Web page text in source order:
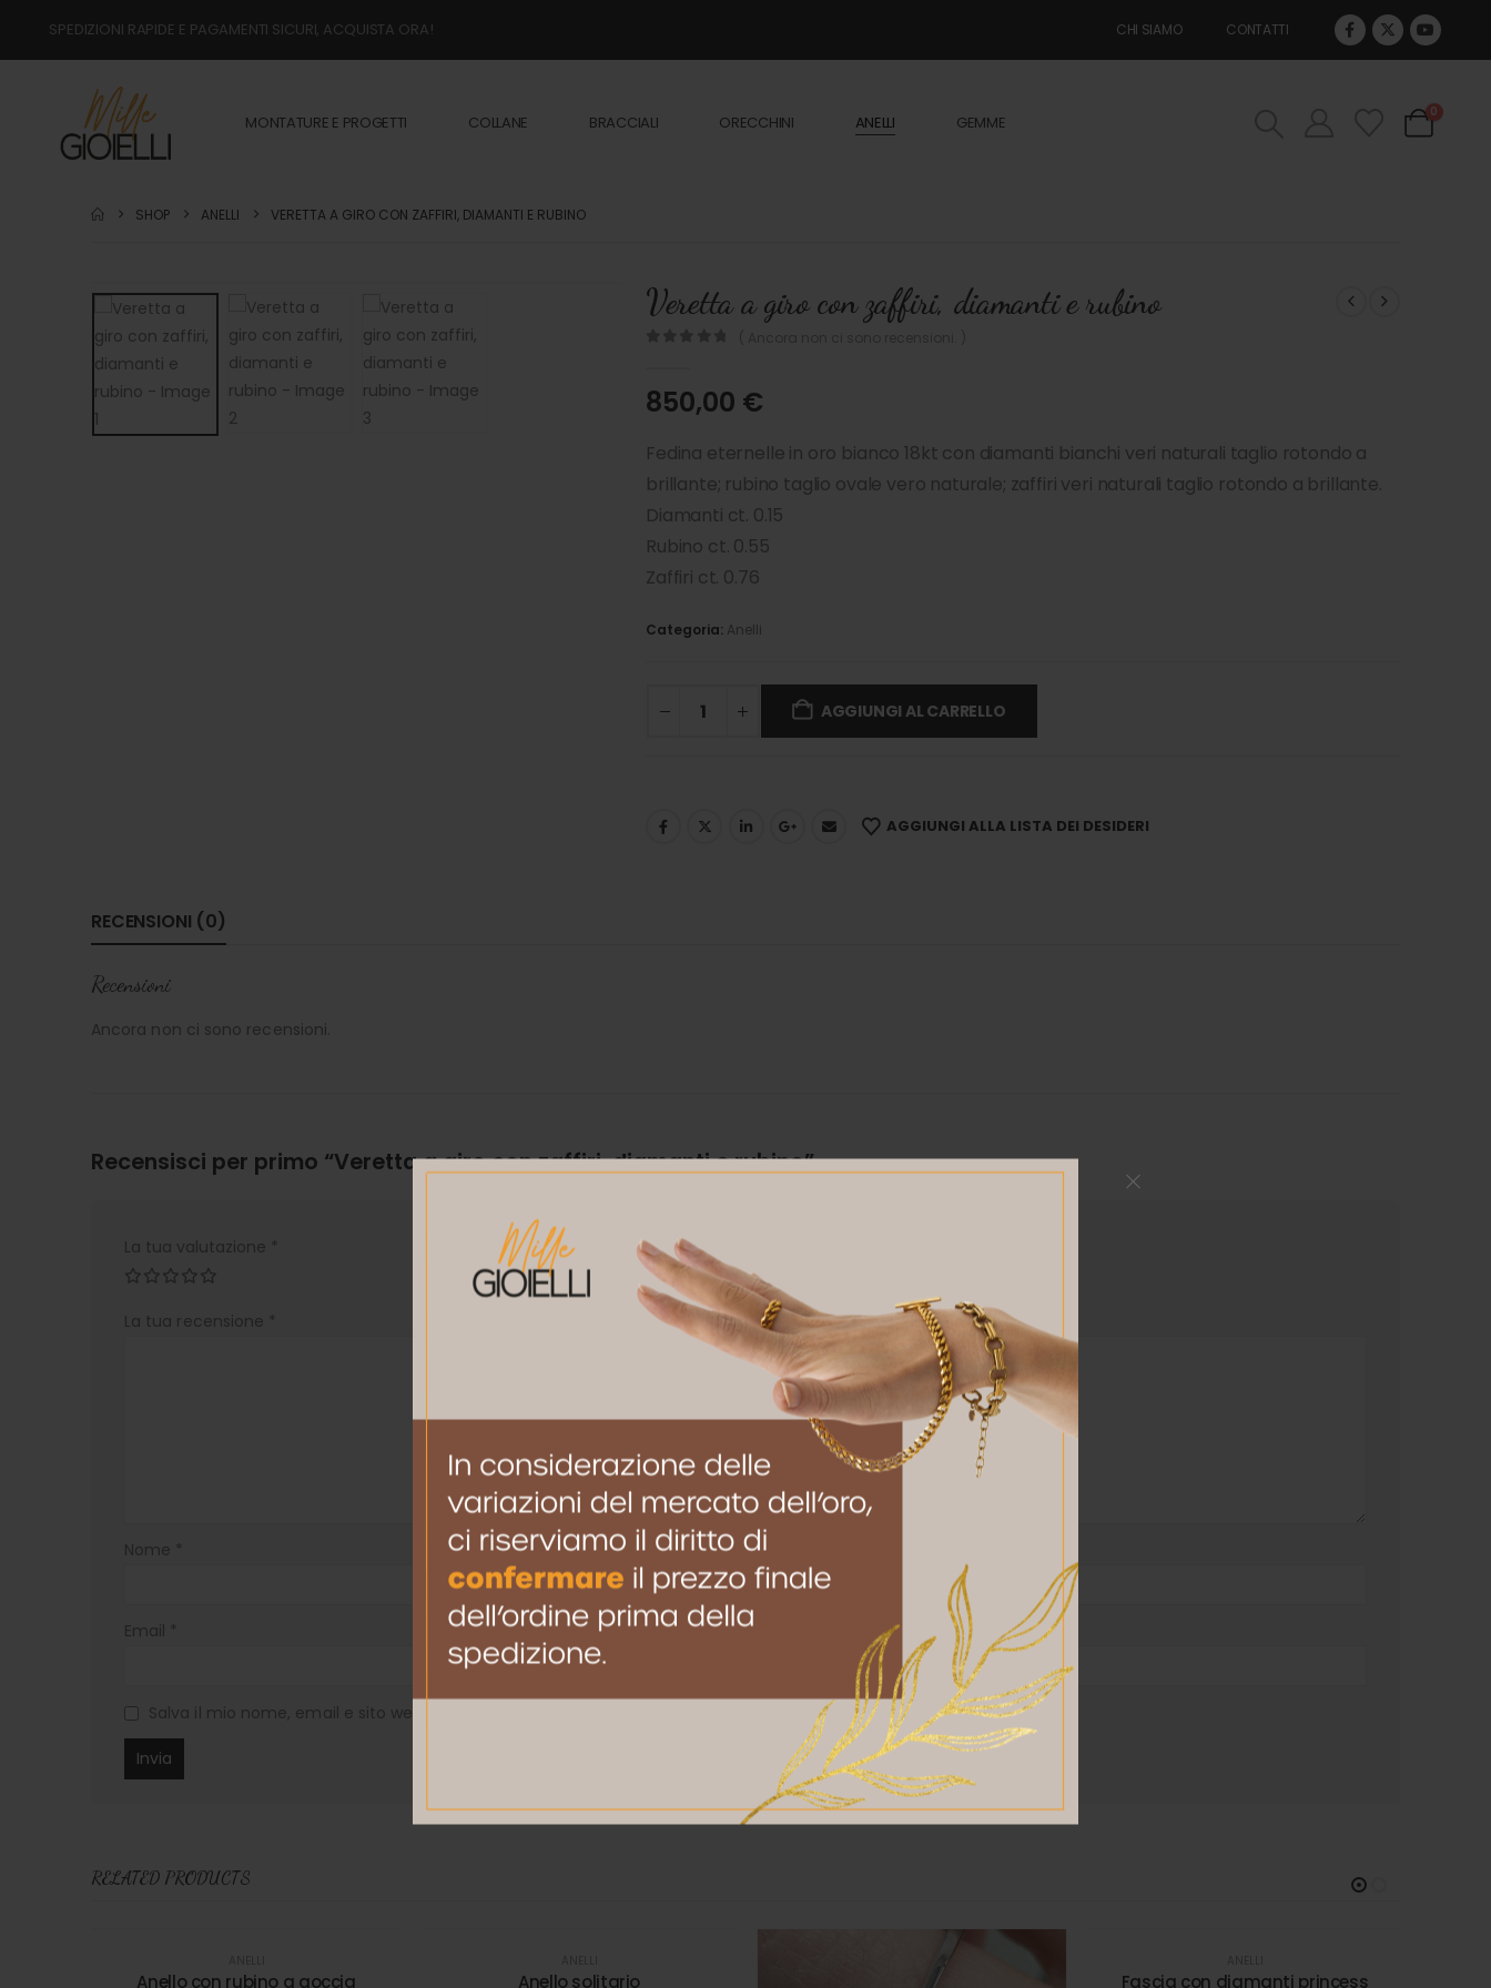
SPEDIZIONI RAPIDE E PAGAMENTI SICURI, ACQUISTA ORA! CHI SIAMO CONTATTI
MONTATURE E PROGETTI COLLANE BRACCIALI ORECCHINI ANELLI GEMME
0
SHOP ANELLI VERETTA A GIRO CON ZAFFIRI, DIAMANTI E RUBINO
Veretta a giro con zaffiri, diamanti e rubino
850,00 €
Fedina eternelle in oro bianco 18kt con diamanti bianchi veri naturali taglio rotondo a
brillante; rubino taglio ovale vero naturale; zaffiri veri naturali taglio rotondo a brillante.
Diamanti ct. 0.15
Rubino ct. 0.55
Zaffiri ct. 0.76
Categoria: Anelli
AGGIUNGI AL CARRELLO
AGGIUNGI ALLA LISTA DEI DESIDERI
RECENSIONI (0)
Recensioni
Ancora non ci sono recensioni.
Recensisci per primo “Veretta a giro con zaffiri, diamanti e rubino”
La tua valutazione *
La tua recensione *
Nome *
Email *
Salva il mio nome, email e sito web in questo browser per la prossima volta che commento.
RELATED PRODUCTS
Anello con rubino a goccia Anello solitario Fascia con diamanti princess